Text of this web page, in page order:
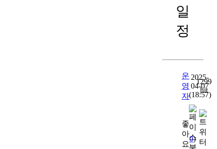
일
정
운
영
자
2025-
04-07
(18:57)
1299
hit
좋
아
요
0)